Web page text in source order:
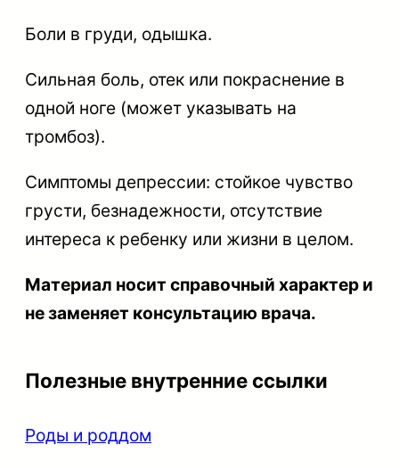
Боли в груди, одышка.
Сильная боль, отек или покраснение в
одной ноге (может указывать на
тромбоз).
Симптомы депрессии: стойкое чувство
грусти, безнадежности, отсутствие
интереса к ребенку или жизни в целом.
Материал носит справочный характер и
не заменяет консультацию врача.
Полезные внутренние ссылки
Роды и роддом